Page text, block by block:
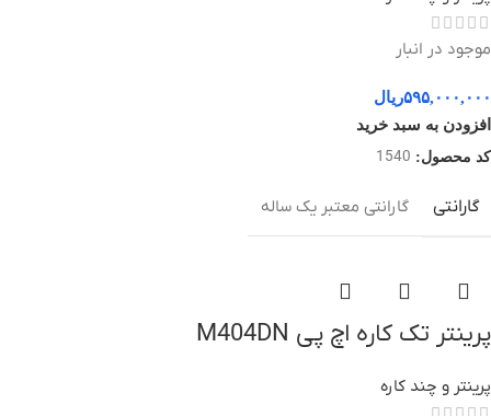
موجود در انبار
۵۹۵,۰۰۰,۰۰۰ریال
افزودن به سبد خرید
کد محصول: 1540
گارانتی گارانتی معتبر یک ساله
پرینتر تک کاره اچ پی M404DN
پرینتر و چند کاره